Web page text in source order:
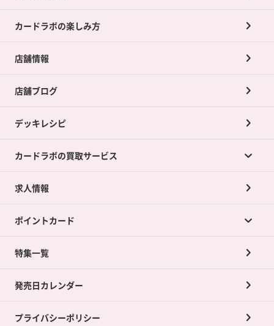
カードラボの楽しみ方
店舗情報
店舗ブログ
デッキレシピ
カードラボの買取サービス
カードラボの買取サービスTOP
店舗買取について
ネット買取について
買取承諾書について
求人情報
ポイントカード
ポイントカードTOP
ポイント交換景品
特集一覧
発売日カレンダー
プライバシーポリシー